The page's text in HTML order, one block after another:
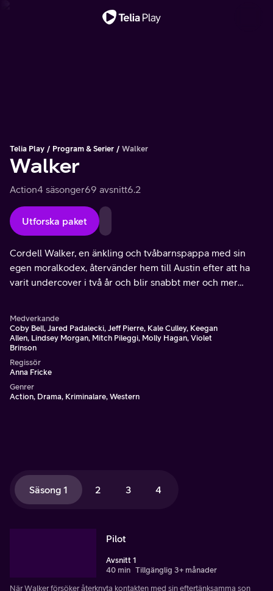
Telia Play Program & Serier Walker
Walker
Action4 säsonger69 avsnitt6.2
Utforska paket
Cordell Walker, en änkling och tvåbarnspappa med sin
egen moralkodex, återvänder hem till Austin efter att ha
varit undercover i två år och blir snabbt mer och mer
Medverkande
Coby Bell, Jared Padalecki, Jeff Pierre, Kale Culley, Keegan
Allen, Lindsey Morgan, Mitch Pileggi, Molly Hagan, Violet
Brinson
Regissör
Anna Fricke
Genrer
Action, Drama, Kriminalare, Western
Säsong 1 2 3 4
Pilot
Avsnitt 1
40 min Tillgänglig 3+ månader
När Walker försöker återknyta kontakten med sin eftertänksamma son